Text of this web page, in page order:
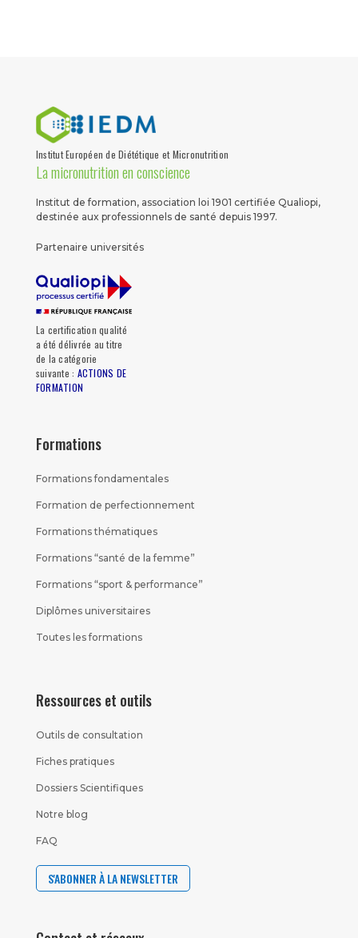
Institut Européen de Diététique et Micronutrition
La micronutrition en conscience
Institut de formation, association loi 1901 certifiée Qualiopi,
destinée aux professionnels de santé depuis 1997.
Partenaire universités
La certification qualité
a été délivrée au titre
de la catégorie
suivante : ACTIONS DE
FORMATION
Formations
Formations fondamentales
Formation de perfectionnement
Formations thématiques
Formations “santé de la femme”
Formations “sport & performance”
Diplômes universitaires
Toutes les formations
Ressources et outils
Outils de consultation
Fiches pratiques
Dossiers Scientifiques
Notre blog
FAQ
S'ABONNER À LA NEWSLETTER